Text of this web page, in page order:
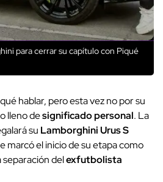
para cerrar su capítulo con Piqué
hablar, pero esta vez no por su
lleno designificado personal. La
su Lamborghini Urus S
marcó el inicio de su etapa como
delexfutbolista